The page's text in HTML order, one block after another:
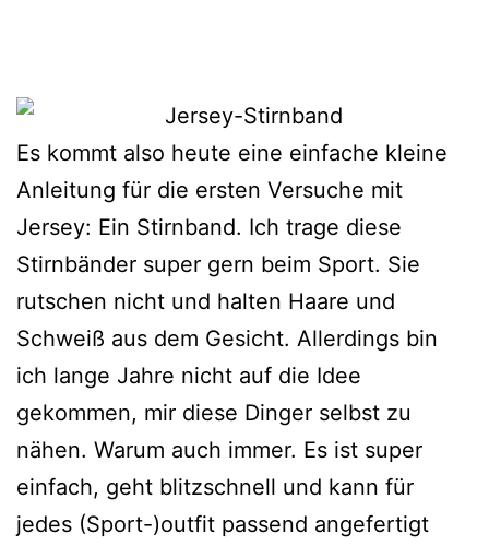
Es kommt also heute eine einfache kleine
Anleitung für die ersten Versuche mit
Jersey: Ein Stirnband. Ich trage diese
Stirnbänder super gern beim Sport. Sie
rutschen nicht und halten Haare und
Schweiß aus dem Gesicht. Allerdings bin
ich lange Jahre nicht auf die Idee
gekommen, mir diese Dinger selbst zu
nähen. Warum auch immer. Es ist super
einfach, geht blitzschnell und kann für
jedes (Sport-)outfit passend angefertigt